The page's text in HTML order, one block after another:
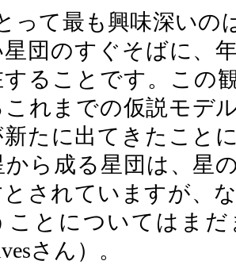
って最も興味深いの
団のすぐそばに、
することです。この
これまでの仮説モデ
たに出てきたこと
から成る星団は、星
されていますが、
ことについてはま
さん）。